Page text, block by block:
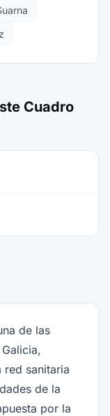
Cuadro
de las
red sanitaria
de la
por la